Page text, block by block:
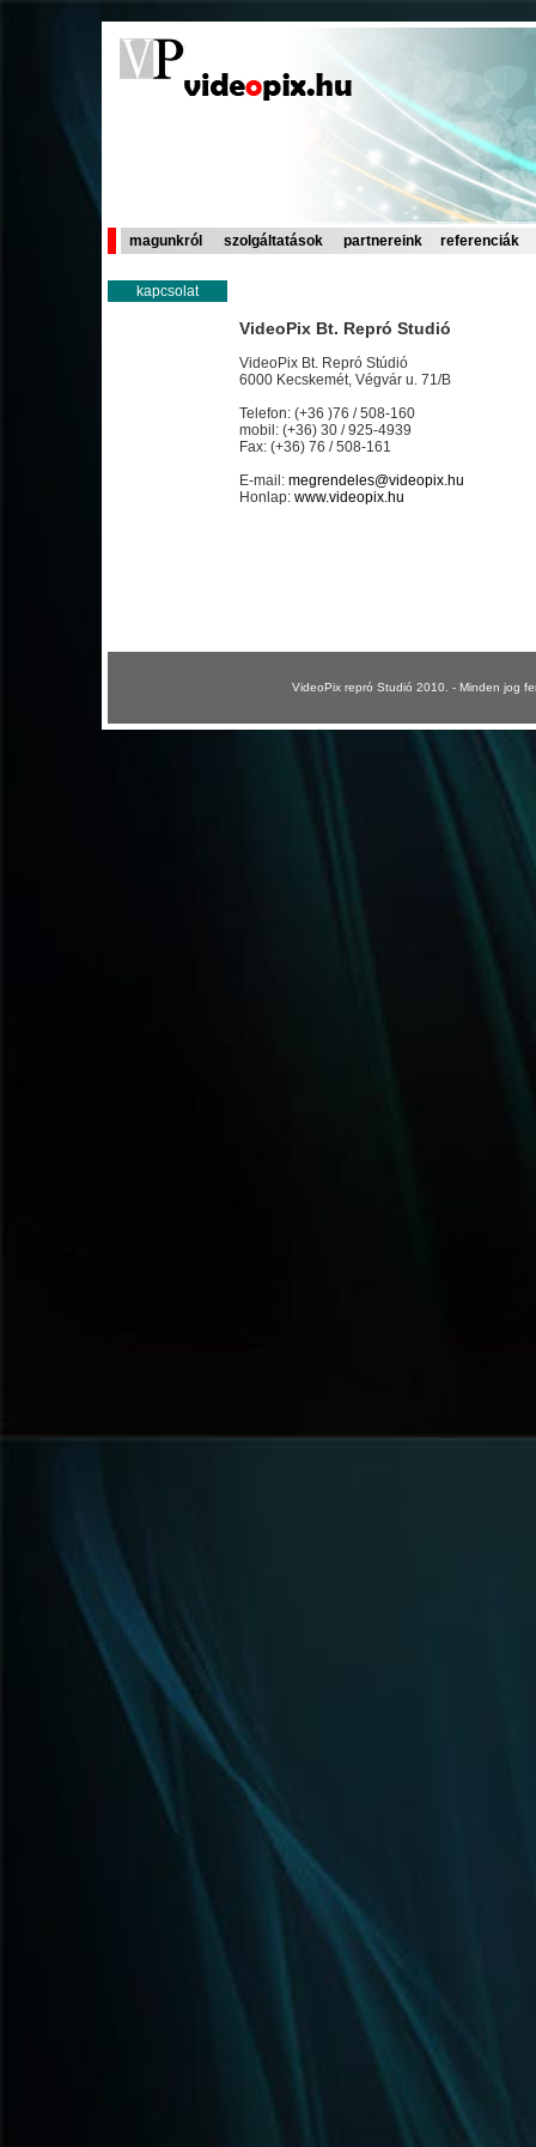
magunkról szolgáltatások partnereink referenciák
kapcsolat
VideoPix Bt. Repró Studió
VideoPix Bt. Repró Stúdió
6000 Kecskemét, Végvár u. 71/B
Telefon: (+36 )76 / 508-160
mobil: (+36) 30 / 925-4939
Fax: (+36) 76 / 508-161
E-mail: megrendeles@videopix.hu
Honlap: www.videopix.hu
VideoPix repró Studió 2010. - Minden jog